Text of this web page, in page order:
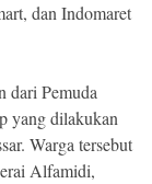
dan Indomaret
dari Pemuda
yang dilakukan
Warga tersebut
Alfamidi,